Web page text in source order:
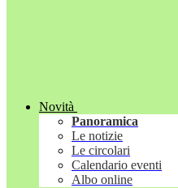
Novità
Panoramica
Le notizie
Le circolari
Calendario eventi
Albo online